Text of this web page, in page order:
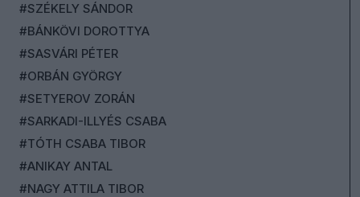
#SZÉKELY SÁNDOR
#BÁNKÖVI DOROTTYA
#SASVÁRI PÉTER
#ORBÁN GYÖRGY
#SETYEROV ZORÁN
#SARKADI-ILLYÉS CSABA
#TÓTH CSABA TIBOR
#ANIKAY ANTAL
#NAGY ATTILA TIBOR